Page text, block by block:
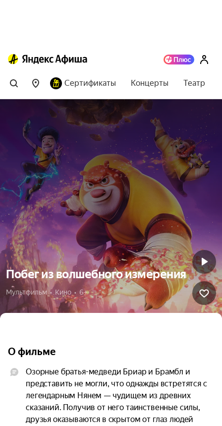
Сертификаты Концерты Театр
Побег из волшебного измерения
Мультфильм  •  Кино  •  6+
О фильме
Озорные братья-медведи Бриар и Брамбл и
представить не могли, что однажды встретятся с
легендарным Нянем — чудищем из древних
сказаний. Получив от него таинственные силы,
друзья оказываются в скрытом от глаз людей